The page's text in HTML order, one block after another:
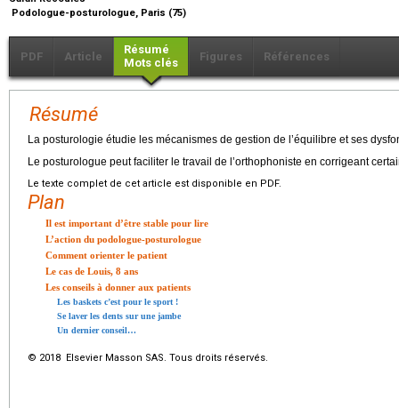
Podologue-posturologue, Paris (75)
PDF Article
Résumé
Mots clés
Figures Références
Résumé
La posturologie étudie les mécanismes de gestion de l’équilibre et ses
Le posturologue peut faciliter le travail de l’orthophoniste en corrigeant
Le texte complet de cet article est disponible en PDF.
Plan
Il est important d’être stable pour lire
L’action du podologue-posturologue
Comment orienter le patient
Le cas de Louis, 8 ans
Les conseils à donner aux patients
Les baskets c’est pour le sport !
Se laver les dents sur une jambe
Un dernier conseil…
© 2018 Elsevier Masson SAS. Tous droits réservés.